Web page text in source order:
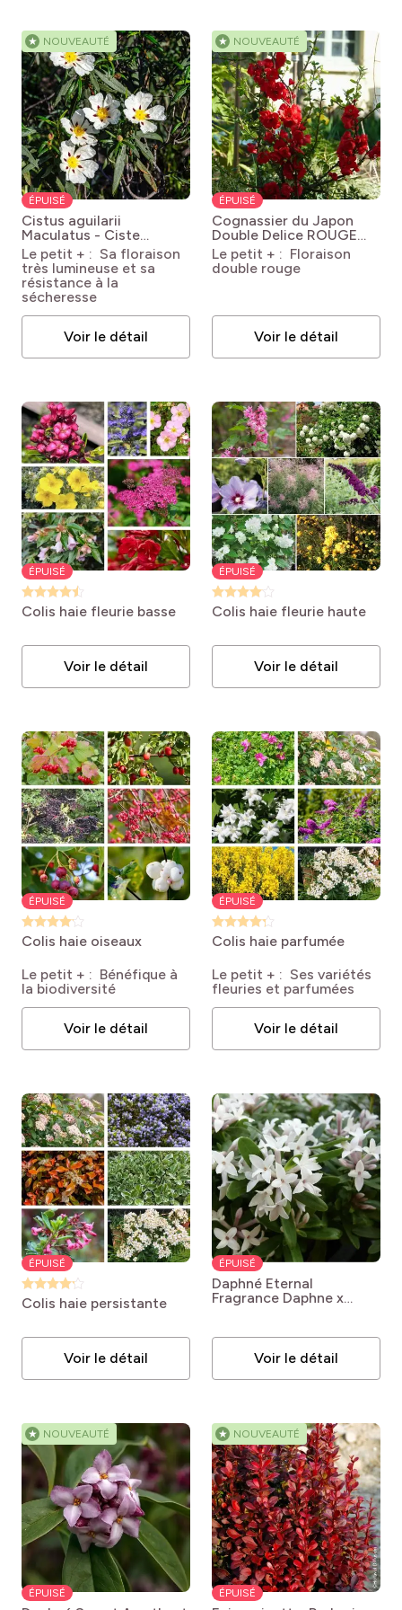
Se naturalise (5)
Verger (7)
Serre (49)
L'intérieur (14)
★ NOUVEAUTÉ
ÉPUISÉ
Cistus aguilarii
Maculatus - Ciste
hybride Cistus x aguilarii
Maculatus
Le petit + : Sa floraison
très lumineuse et sa
résistance à la
sécheresse
Voir le détail
★ NOUVEAUTÉ
ÉPUISÉ
Cognassier du Japon
Double Delice ROUGE
BAISER®
Chaenomeles x
speciosa 'Mincharb13221'
ROUGE BAISER®
Le petit + : Floraison
double rouge
Voir le détail
ÉPUISÉ
Colis haie fleurie basse
Voir le détail
ÉPUISÉ
Colis haie fleurie haute
Voir le détail
ÉPUISÉ
Colis haie oiseaux
Le petit + : Bénéfique à
la biodiversité
Voir le détail
ÉPUISÉ
Colis haie parfumée
Le petit + : Ses variétés
fleuries et parfumées
Voir le détail
ÉPUISÉ
Colis haie persistante
Voir le détail
ÉPUISÉ
Daphné Eternal
Fragrance Daphne x
Voir le détail
★ NOUVEAUTÉ
ÉPUISÉ
★ NOUVEAUTÉ
ÉPUISÉ